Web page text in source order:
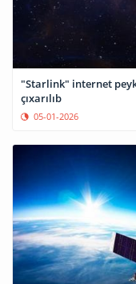
"Starlink" internet
çıxarılıb
05-01-2026